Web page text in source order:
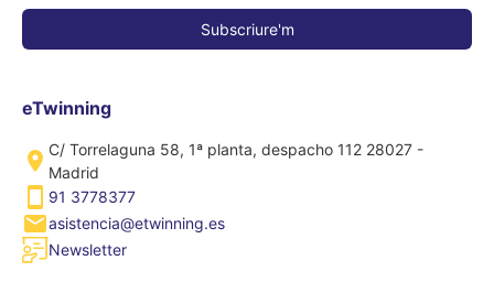
eTwinning
C/ Torrelaguna 58, 1ª planta, despacho 112 28027 -
Madrid
91 3778377
asistencia@etwinning.es
Newsletter